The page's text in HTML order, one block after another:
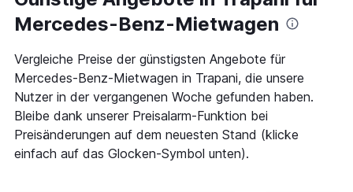
Mercedes-Benz-Mietwagen
Vergleiche Preise der günstigsten Angebote für
Mercedes-Benz-Mietwagen in Trapani, die unsere
Nutzer in der vergangenen Woche gefunden haben.
Bleibe dank unserer Preisalarm-Funktion bei
Preisänderungen auf dem neuesten Stand (klicke
einfach auf das Glocken-Symbol unten).